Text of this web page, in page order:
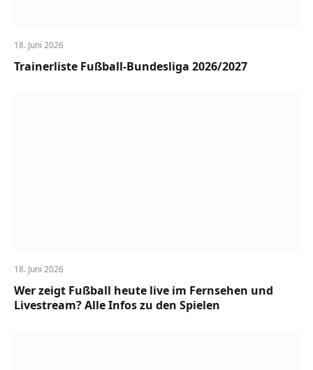
18. Juni 2026
Trainerliste Fußball-Bundesliga 2026/2027
18. Juni 2026
Wer zeigt Fußball heute live im Fernsehen und
Livestream? Alle Infos zu den Spielen